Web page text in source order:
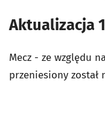
Aktualizacja
Mecz - ze względu
przeniesiony został